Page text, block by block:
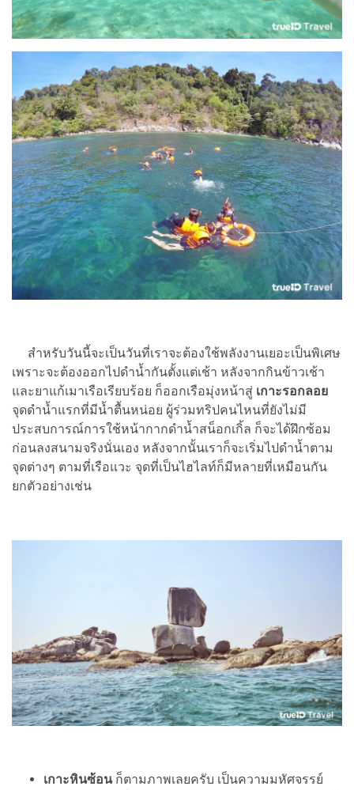
สำหรับวันนี้จะเป็นวันที่เราจะต้องใช้พลังงานเยอะเป็นพิเศษ
เพราะจะต้องออกไปดำน้ำกันตั้งแต่เช้า หลังจากกินข้าวเช้า
และยาแก้เมาเรือเรียบร้อย ก็ออกเรือมุ่งหน้าสู่ เกาะรอกลอย
จุดดำน้ำแรกที่มีน้ำตื้นหน่อย ผู้ร่วมทริปคนไหนที่ยังไม่มี
ประสบการณ์การใช้หน้ากากดำน้ำสน็อกเกิ้ล ก็จะได้ฝึกซ้อม
ก่อนลงสนามจริงนั่นเอง หลังจากนั้นเราก็จะเริ่มไปดำน้ำตาม
จุดต่างๆ ตามที่เรือแวะ จุดที่เป็นไฮไลท์ก็มีหลายที่เหมือนกัน
ยกตัวอย่างเช่น
เกาะหินซ้อนก็ตามภาพเลยครับ เป็นความมหัศจรรย์